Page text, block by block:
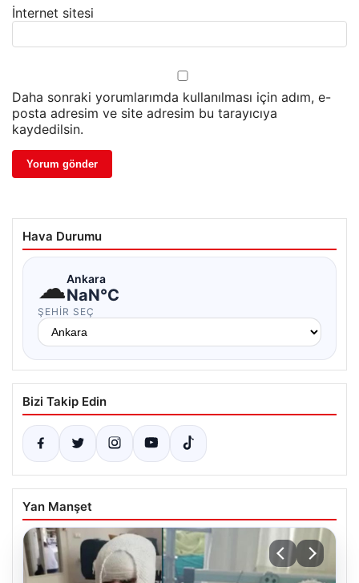
İnternet sitesi
Daha sonraki yorumlarımda kullanılması için adım, e-
posta adresim ve site adresim bu tarayıcıya
kaydedilsin.
Hava Durumu
☁Ankara
NaN°C
ŞEHIR SEÇ
Bizi Takip Edin
Yan Manşet